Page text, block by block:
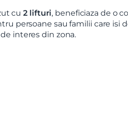
cu2 lifturi, beneficiaza de o
persoane sau familii care isi
interes din zona.